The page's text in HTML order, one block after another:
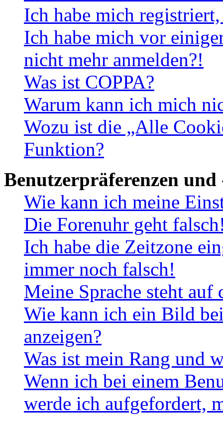
Ich habe mich
Ich habe mich vor
nicht mehr anmelden?!
Was ist COPPA?
Warum kann ich mich
Wozu ist die „Alle
Funktion?
Benutzerpräferenzen und
Wie kann ich meine
Die Forenuhr geht
Ich habe die Zeitzone
immer noch falsch!
Meine Sprache steht
Wie kann ich ein Bild
anzeigen?
Was ist mein Rang und
Wenn ich bei einem
werde ich aufgefordert,